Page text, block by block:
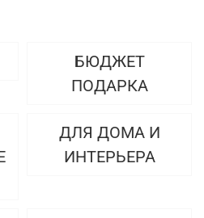
БЮДЖЕТ
ПОДАРКА
ДЛЯ ДОМА И
ИНТЕРЬЕРА